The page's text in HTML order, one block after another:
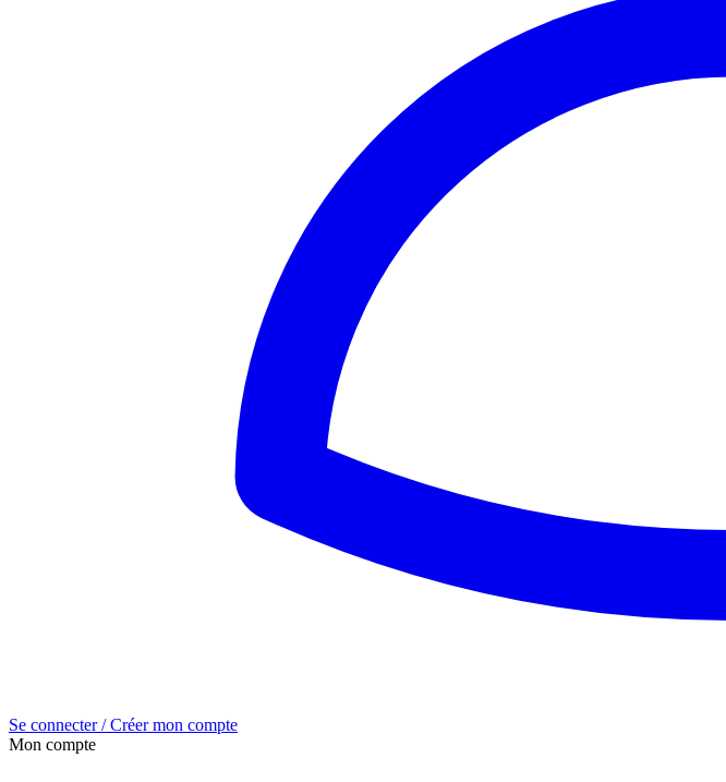
Se connecter / Créer mon compte
Mon compte